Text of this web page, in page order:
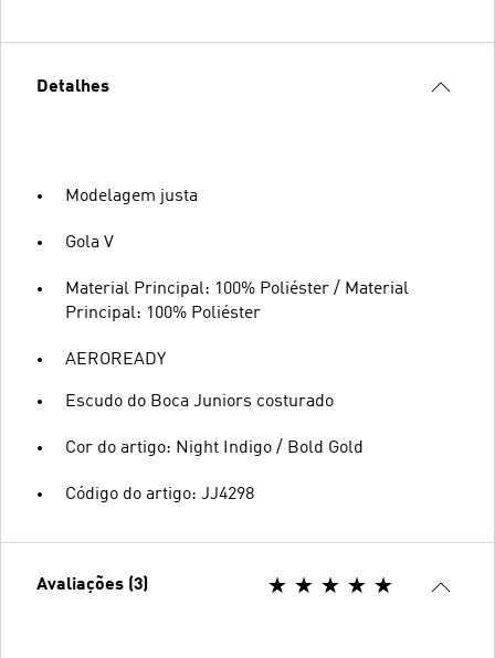
Detalhes
Modelagem justa
Gola V
Material Principal: 100% Poliéster / Material
Principal: 100% Poliéster
AEROREADY
Escudo do Boca Juniors costurado
Cor do artigo: Night Indigo / Bold Gold
Código do artigo: JJ4298
Avaliações (3)